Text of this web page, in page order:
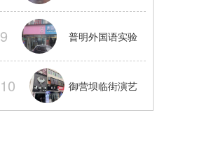
9 普明外国语实验
10 御营坝临街演艺